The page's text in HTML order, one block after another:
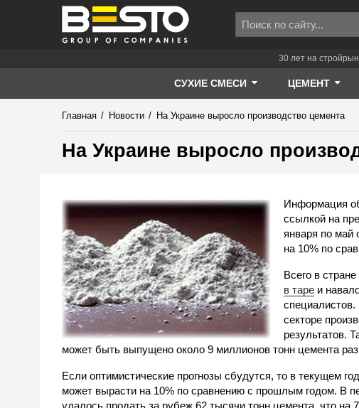
30 лет на
СУХИЕ СМЕСИ ЦЕМЕНТ
Главная / Новости / На Украине выросло производство цемента
На Украине выросло
Информация
ссылкой на
января по май
на 10% по
Всего в
в таре и
секторе
результатов.
может быть выпущено около 9 миллионов тонн цемента
Если оптимистические прогнозы сбудутся, то в текущем
может вырасти на 10% по сравнению с прошлым годом. В
удалось продать за рубеж 62 тысячи тонн цемента, что